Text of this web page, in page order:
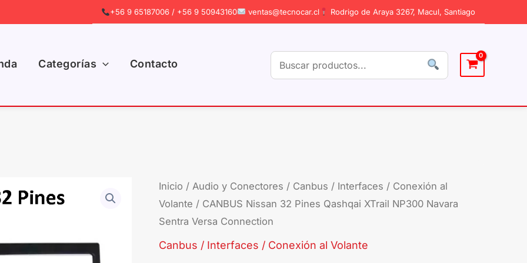
+56 9 65187006 / +56 9 50943160 ventas@tecnocar.cl Rodrigo de Araya 3267, Macul, Santiago
Categorías Contacto
Inicio /Audio y Conectores / Canbus / Interfaces / Conexión al
Volante / CANBUS Nissan 32 Pines Qashqai XTrail NP300 Navara
Sentra Versa Connection
Canbus / Interfaces / Conexión al Volante
CANBUS
Nissan
32
Pines